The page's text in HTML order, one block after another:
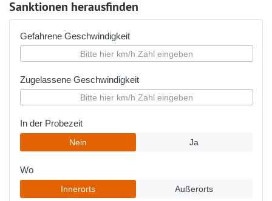
Sanktionen herausfinden